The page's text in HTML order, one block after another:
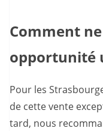
Comment
opportunité
Pour les
de cette vente
tard, nous